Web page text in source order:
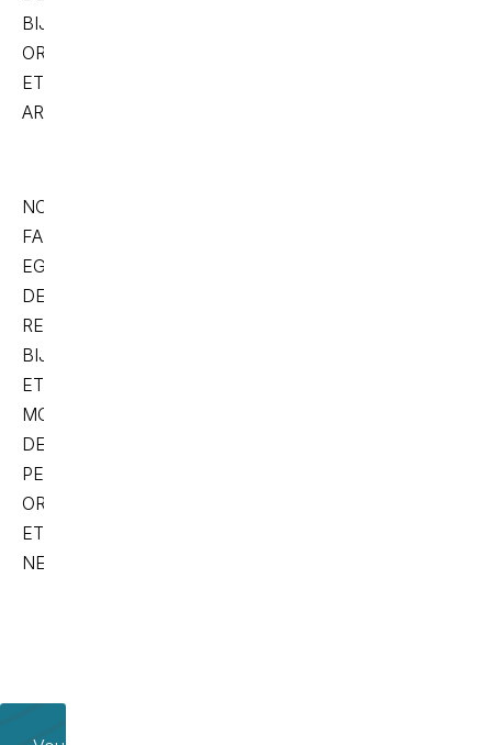
BIJOUX
OR
ET
ARGENT !
NOUS
FAISONS
EGALEMENT
DES
REPARATIONS
BIJOUX
ET
MONTRES ,
DES
PERCAGES
OREILLES
ET
NEZ……